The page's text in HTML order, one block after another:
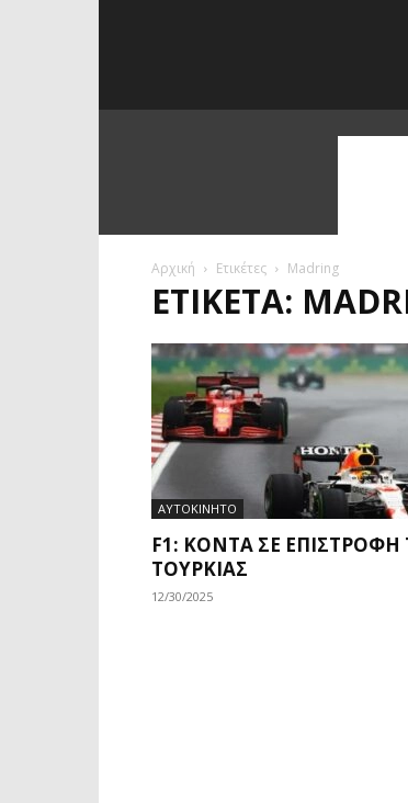
Αρχική Ετικέτες Madring
ΕΤΙΚΈΤΑ:
ΑΥΤΟΚΙΝΗΤΟ
F1: ΚΟΝΤΆ ΣΕ ΕΠΙΣΤΡΟΦΉ
ΤΟΥΡΚΊΑΣ
12/30/2025